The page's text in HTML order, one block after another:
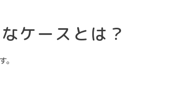
ケースとは？